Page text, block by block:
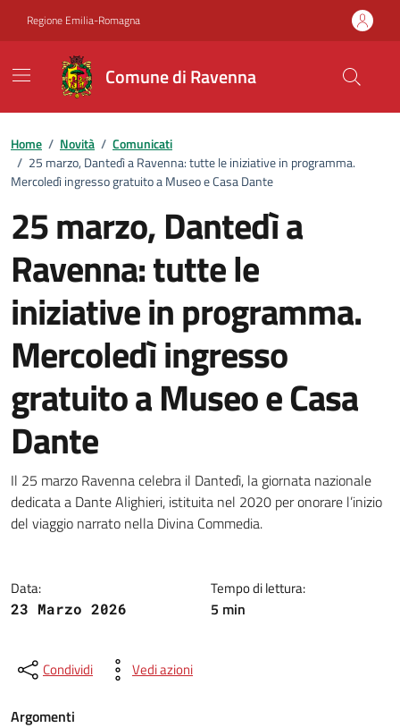
Regione Emilia-Romagna
Comune di Ravenna
Home / Novità / Comunicati
/ 25 marzo, Dantedì a Ravenna: tutte le iniziative in programma.
Mercoledì ingresso gratuito a Museo e Casa Dante
25 marzo, Dantedì a
Ravenna: tutte le
iniziative in programma.
Mercoledì ingresso
gratuito a Museo e Casa
Dante
Dettagli della notizia
Il 25 marzo Ravenna celebra il Dantedì, la giornata nazionale
dedicata a Dante Alighieri, istituita nel 2020 per onorare l’inizio
del viaggio narrato nella Divina Commedia.
Data:
23 Marzo 2026
Tempo di lettura:
5 min
Condividi Vedi azioni
Argomenti